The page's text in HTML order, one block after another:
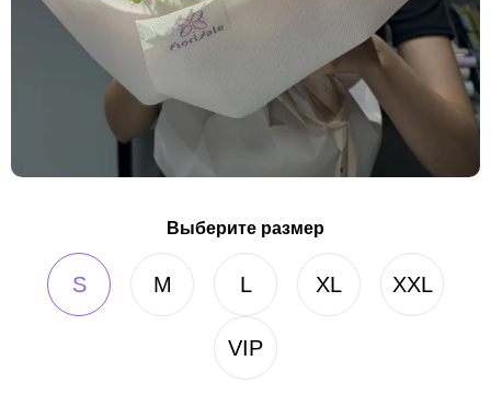
Выберите размер
S M L XL XXL
VIP